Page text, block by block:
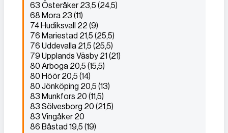
63 Österåker 23,5 (24,5)
68 Mora 23 (11)
74 Hudiksvall 22 (9)
76 Mariestad 21,5 (25,5)
76 Uddevalla 21,5 (25,5)
79 Upplands Väsby 21 (21)
80 Arboga 20,5 (15,5)
80 Höör 20,5 (14)
80 Jönköping 20,5 (13)
83 Munkfors 20 (11,5)
83 Sölvesborg 20 (21,5)
83 Vingåker 20
86 Båstad 19,5 (19)